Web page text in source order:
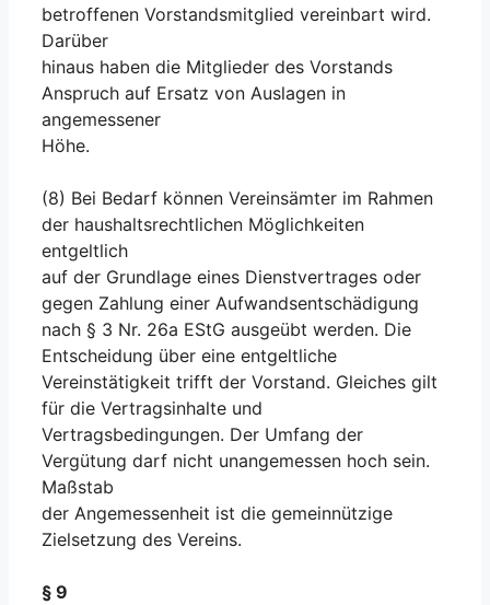
betroffenen Vorstandsmitglied vereinbart wird.
Darüber
hinaus haben die Mitglieder des Vorstands
Anspruch auf Ersatz von Auslagen in
angemessener
Höhe.
(8) Bei Bedarf können Vereinsämter im Rahmen
der haushaltsrechtlichen Möglichkeiten
entgeltlich
auf der Grundlage eines Dienstvertrages oder
gegen Zahlung einer Aufwandsentschädigung
nach § 3 Nr. 26a EStG ausgeübt werden. Die
Entscheidung über eine entgeltliche
Vereinstätigkeit trifft der Vorstand. Gleiches gilt
für die Vertragsinhalte und
Vertragsbedingungen. Der Umfang der
Vergütung darf nicht unangemessen hoch sein.
Maßstab
der Angemessenheit ist die gemeinnützige
Zielsetzung des Vereins.
§ 9